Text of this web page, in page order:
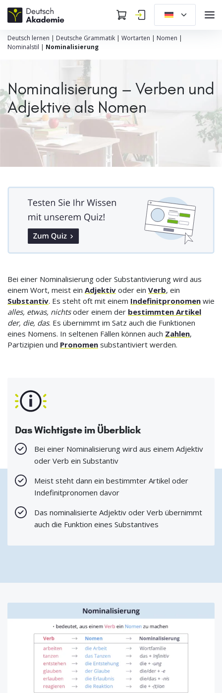
Deutsch lernen | Deutsche Grammatik | Wortarten | Nomen |
Nominalstil | Nominalisierung
Nominalisierung – Verben und
Adjektive als Nomen
Bei einer Nominalisierung oder Substantivierung wird aus
einem Wort, meist ein Adjektiv oder ein Verb, ein
Substantiv. Es steht oft mit einem Indefinitpronomen wie
alles, etwas, nichtsoder einem der bestimmten Artikel
der, die, das. Es übernimmt im Satz auch die Funktionen
eines Nomens. In seltenen Fällen können auch Zahlen,
Partizipien und Pronomen substantiviert werden.
Das Wichtigste im Überblick
Bei einer Nominalisierung wird aus einem Adjektiv
oder Verb ein Substantiv
Meist steht dann ein bestimmter Artikel oder
Indefinitpronomen davor
Das nominalisierte Adjektiv oder Verb übernimmt
auch die Funktion eines Substantives